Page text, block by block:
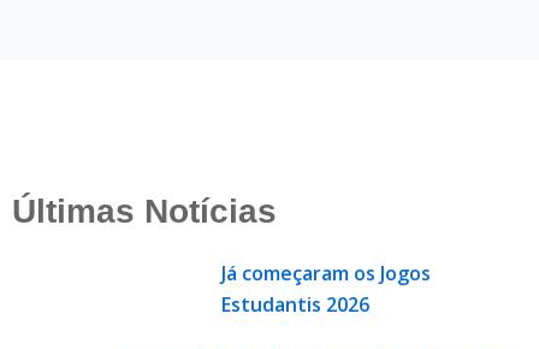
Últimas Notícias
Já começaram os Jogos
Estudantis 2026